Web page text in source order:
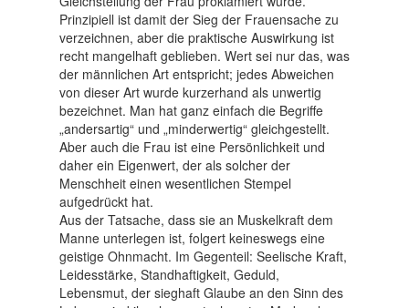
Prinzipiell ist damit der Sieg der Frauensache zu
verzeichnen, aber die praktische Auswirkung ist
recht mangelhaft geblieben. Wert sei nur das, was
der männlichen Art entspricht; jedes Abweichen
von dieser Art wurde kurzerhand als unwertig
bezeichnet. Man hat ganz einfach die Begriffe
„andersartig“ und „minderwertig“ gleichgestellt.
Aber auch die Frau ist eine Persönlichkeit und
daher ein Eigenwert, der als solcher der
Menschheit einen wesentlichen Stempel
aufgedrückt hat.
Aus der Tatsache, dass sie an Muskelkraft dem
Manne unterlegen ist, folgert keineswegs eine
geistige Ohnmacht. Im Gegenteil: Seelische Kraft,
Leidesstärke, Standhaftigkeit, Geduld,
Lebensmut, der sieghaft Glaube an den Sinn des